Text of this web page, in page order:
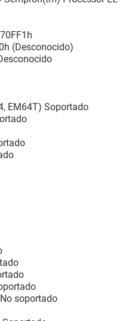
(Desconocido)
EM64T) Soportado
soportado